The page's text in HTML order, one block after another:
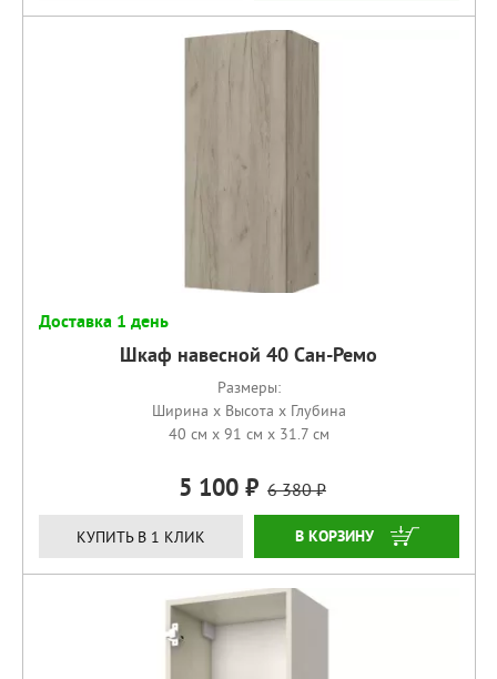
Доставка 1 день
Шкаф навесной 40 Сан-Ремо
Размеры:
Ширина x Высота x Глубина
40 см x 91 см x 31.7 см
5 100 6 380
КУПИТЬ В 1 КЛИК КУПИТЬ